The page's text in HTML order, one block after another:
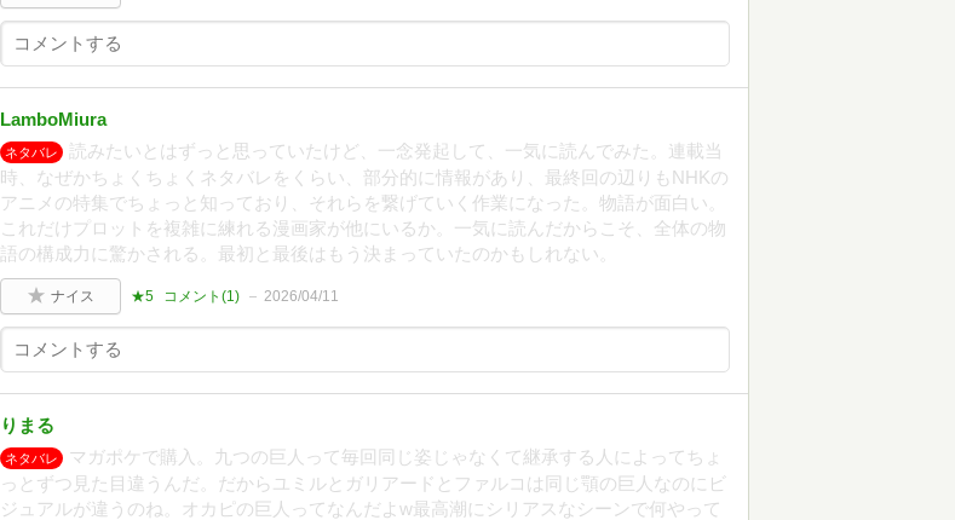
LamboMiura
ネタバレ
読みたいとはずっと思っていたけど、一念発起して、一気に読んでみた。連載当
時、なぜかちょくちょくネタバレをくらい、部分的に情報があり、最終回の辺りもNHKの
アニメの特集でちょっと知っており、それらを繋げていく作業になった。物語が面白い。
これだけプロットを複雑に練れる漫画家が他にいるか。一気に読んだからこそ、全体の物
語の構成力に驚かされる。最初と最後はもう決まっていたのかもしれない。
ナイス ★5 コメント(1) 2026/04/11
りまる
ネタバレ
マガポケで購入。九つの巨人って毎回同じ姿じゃなくて継承する人によってちょ
っとずつ見た目違うんだ。だからユミルとガリアードとファルコは同じ顎の巨人なのにビ
ジュアルが違うのね。オカピの巨人ってなんだよw最高潮にシリアスなシーンで何やって